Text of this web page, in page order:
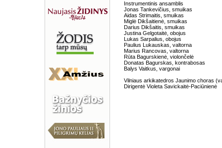
Instrumentinis ansamblis
Jonas Tankevičius, smuikas
Aidas Strimaitis, smuikas
Miglė Dikšaitienė, smuikas
Darius Dikšaitis, smuikas
Justina Gelgotaitė, obojus
Lukas Sarpalius, obojus
Paulius Lukauskas, valtorna
Marius Rancovas, valtorna
Rūta Bagurskienė, violončelė
Donatas Bagurskas, kontrabosas
Balys Vaitkus, vargonai
Vilniaus arkikatedros Jaunimo choras
Dirigentė Violeta Savickaitė-Paciūnienė